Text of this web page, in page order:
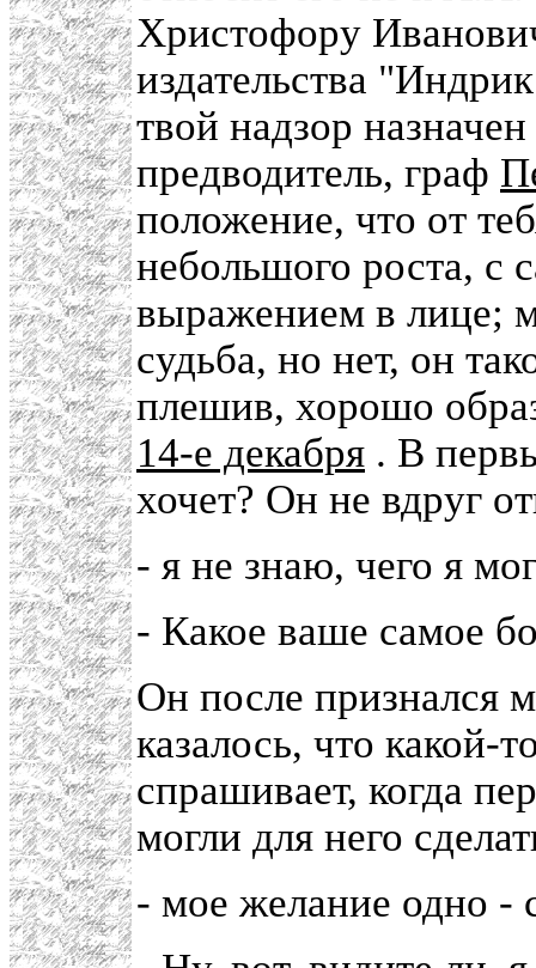
Христофору
издательства
твой надзор
предводитель, граф
положение, что от
небольшого роста,
выражением в лице;
судьба, но нет, он
плешив, хорошо
14-е декабря . В
хочет? Он не вдруг
- я не знаю, чего я
- Какое ваше самое
Он после признался
казалось, что какой-
спрашивает, когда
могли для него
- мое желание одно -